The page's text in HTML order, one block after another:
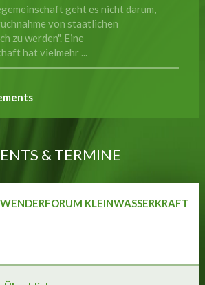
geht es nicht darum,
von staatlichen
zu werden". Eine
hat vielmehr ...
& TERMINE
KLEINWASSERKRAFT